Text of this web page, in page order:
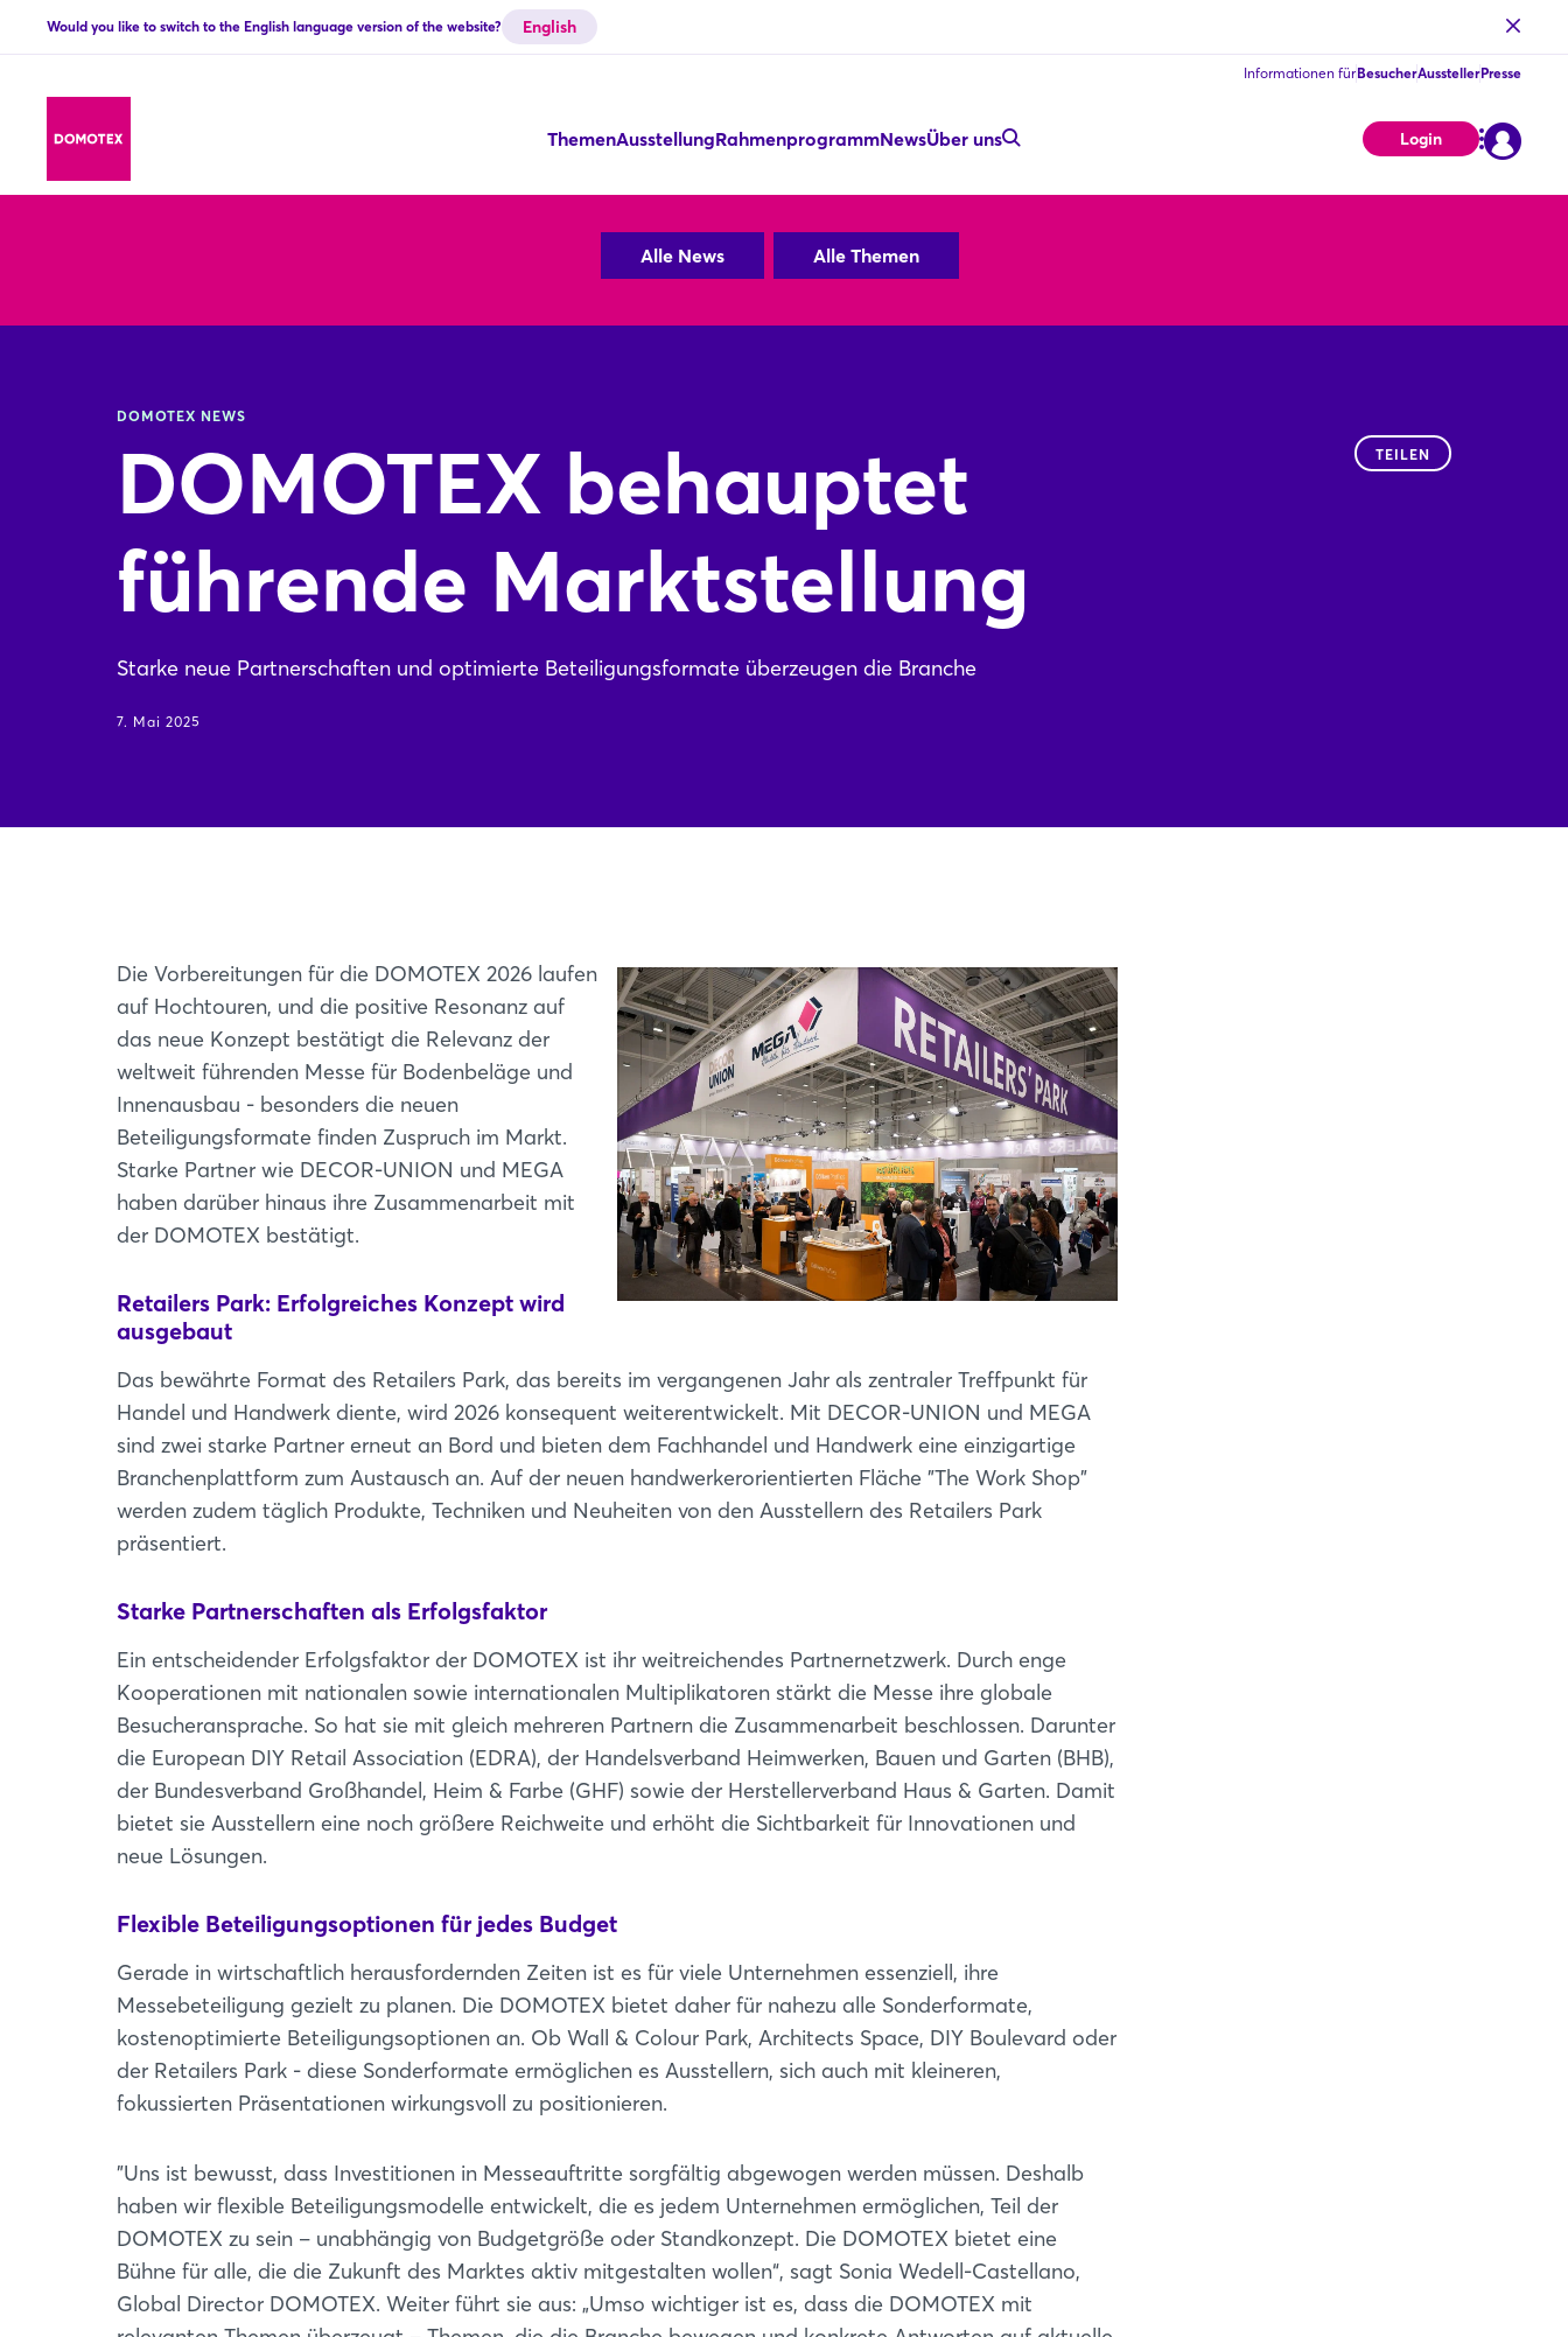
Would you like to switch to the English language version of the website? English
Informationen fürBesucherAusstellerPresse
ThemenAusstellungRahmenprogrammNewsÜber uns Login
Alle News Alle Themen
DOMOTEX NEWS
DOMOTEX behauptet
führende Marktstellung
Starke neue Partnerschaften und optimierte Beteiligungsformate überzeugen die Branche
7. Mai 2025
TEILEN
Die Vorbereitungen für die DOMOTEX 2026 laufen
auf Hochtouren, und die positive Resonanz auf
das neue Konzept bestätigt die Relevanz der
weltweit führenden Messe für Bodenbeläge und
Innenausbau - besonders die neuen
Beteiligungsformate finden Zuspruch im Markt.
Starke Partner wie DECOR-UNION und MEGA
haben darüber hinaus ihre Zusammenarbeit mit
der DOMOTEX bestätigt.
Retailers Park: Erfolgreiches Konzept wird
ausgebaut
Das bewährte Format des Retailers Park, das bereits im vergangenen Jahr als zentraler Treffpunkt für
Handel und Handwerk diente, wird 2026 konsequent weiterentwickelt. Mit DECOR-UNION und MEGA
sind zwei starke Partner erneut an Bord und bieten dem Fachhandel und Handwerk eine einzigartige
Branchenplattform zum Austausch an. Auf der neuen handwerkerorientierten Fläche "The Work Shop"
werden zudem täglich Produkte, Techniken und Neuheiten von den Ausstellern des Retailers Park
präsentiert.
Starke Partnerschaften als Erfolgsfaktor
Ein entscheidender Erfolgsfaktor der DOMOTEX ist ihr weitreichendes Partnernetzwerk. Durch enge
Kooperationen mit nationalen sowie internationalen Multiplikatoren stärkt die Messe ihre globale
Besucheransprache. So hat sie mit gleich mehreren Partnern die Zusammenarbeit beschlossen. Darunter
die European DIY Retail Association (EDRA), der Handelsverband Heimwerken, Bauen und Garten (BHB),
der Bundesverband Großhandel, Heim & Farbe (GHF) sowie der Herstellerverband Haus & Garten. Damit
bietet sie Ausstellern eine noch größere Reichweite und erhöht die Sichtbarkeit für Innovationen und
neue Lösungen.
Flexible Beteiligungsoptionen für jedes Budget
Gerade in wirtschaftlich herausfordernden Zeiten ist es für viele Unternehmen essenziell, ihre
Messebeteiligung gezielt zu planen. Die DOMOTEX bietet daher für nahezu alle Sonderformate,
kostenoptimierte Beteiligungsoptionen an. Ob Wall & Colour Park, Architects Space, DIY Boulevard oder
der Retailers Park - diese Sonderformate ermöglichen es Ausstellern, sich auch mit kleineren,
fokussierten Präsentationen wirkungsvoll zu positionieren.
"Uns ist bewusst, dass Investitionen in Messeauftritte sorgfältig abgewogen werden müssen. Deshalb
haben wir flexible Beteiligungsmodelle entwickelt, die es jedem Unternehmen ermöglichen, Teil der
DOMOTEX zu sein – unabhängig von Budgetgröße oder Standkonzept. Die DOMOTEX bietet eine
Bühne für alle, die die Zukunft des Marktes aktiv mitgestalten wollen“, sagt Sonia Wedell-Castellano,
Global Director DOMOTEX. Weiter führt sie aus: „Umso wichtiger ist es, dass die DOMOTEX mit